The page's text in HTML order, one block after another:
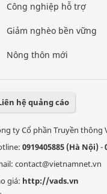
Công nghiệp hỗ trợ
Giảm nghèo bền vững
Nông thôn mới
hệ quảng cáo
ty Cổ phần Truyền thông
0919405885 (Hà Nội)-
contact@vietnamnet.vn
giá: http://vads.vn